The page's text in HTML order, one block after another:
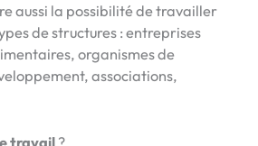
aussi la possibilité de travailler
de structures : entreprises
organismes de
associations,